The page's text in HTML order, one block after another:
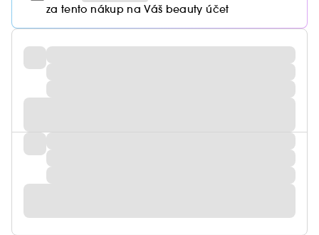
za tento nákup na Váš beauty účet